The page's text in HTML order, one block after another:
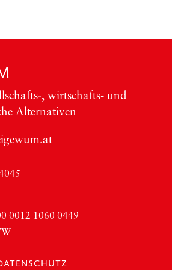
wirt­schafts- und
Alter­na­ti­ven
0012 1060 0449